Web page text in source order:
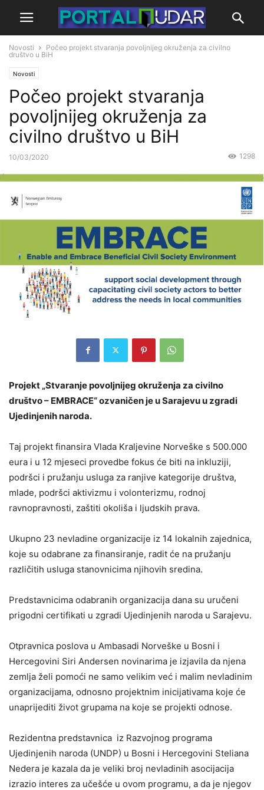
Novosti
Počeo projekt stvaranja povoljnijeg okruženja za civilno
društvo u BiH
Novosti
Počeo projekt stvaranja
povoljnijeg okruženja za
civilno društvo u BiH
10/03/2020 1298
Projekt „Stvaranje povoljnijeg okruženja za civilno
društvo – EMBRACE“ ozvaničen je u Sarajevu u zgradi
Ujedinjenih naroda.
Taj projekt finansira Vlada Kraljevine Norveške s 500.000
eura i u 12 mjeseci provedbe fokus će biti na inkluziji,
podršci i pružanju usluga za ranjive kategorije društva,
mlade, podršci aktivizmu i volonterizmu, rodnoj
ravnopravnosti, zaštiti okoliša i ljudskih prava.
Ukupno 23 nevladine organizacije iz 14 lokalnih zajednica,
koje su odabrane za finansiranje, radit će na pružanju
različitih usluga stanovnicima njihovih sredina.
Predstavnicima odabranih organizacija dana su uručeni
prigodni certifikati u zgradi Ujedinjenih naroda u Sarajevu.
Otpravnica poslova u Ambasadi Norveške u Bosni i
Hercegovini Siri Andersen novinarima je izjavila da njena
zemlja želi pomoći ne samo velikim već i malim nevladinim
organizacijama, odnosno projektnim inicijativama koje će
unaprijediti život grupama na koje se projekti odnose.
Rezidentna predstavnica iz Razvojnog programa
Ujedinjenih naroda (UNDP) u Bosni i Hercegovini Steliana
Nedera je kazala da je veliki broj nevladinih asocijacija
izrazio interes za učešće u ovom programu, a da je njegov